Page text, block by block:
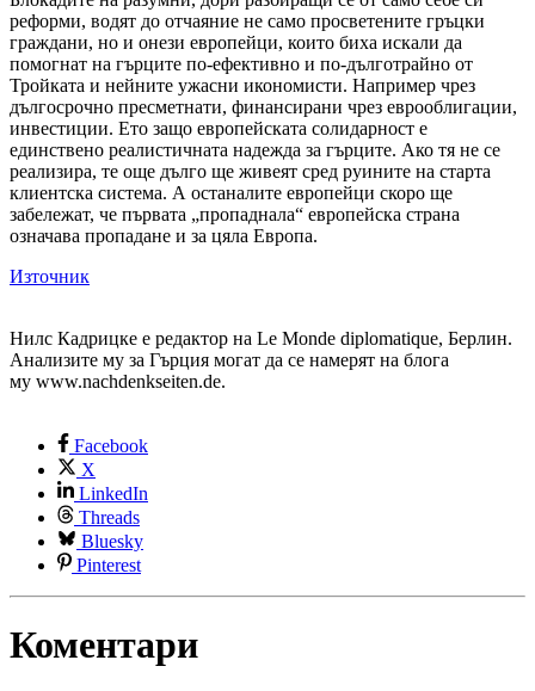
реформи, водят до отчаяние не само просветените гръцки
граждани, но и онези европейци, които биха искали да
помогнат на гърците по-ефективно и по-дълготрайно от
Тройката и нейните ужасни икономисти. Например чрез
дългосрочно пресметнати, финансирани чрез еврооблигации,
инвестиции. Ето защо европейската солидарност е
единствено реалистичната надежда за гърците. Ако тя не се
реализира, те още дълго ще живеят сред руините на старта
клиентска система. А останалите европейци скоро ще
забележат, че първата „пропаднала“ европейска страна
означава пропадане и за цяла Европа.
Източник
Нилс Кадрицке е редактор на Le Monde diplomatique, Берлин.
Анализите му за Гърция могат да се намерят на блога
му www.nachdenkseiten.de.
Facebook
X
LinkedIn
Threads
Bluesky
Pinterest
Коментари